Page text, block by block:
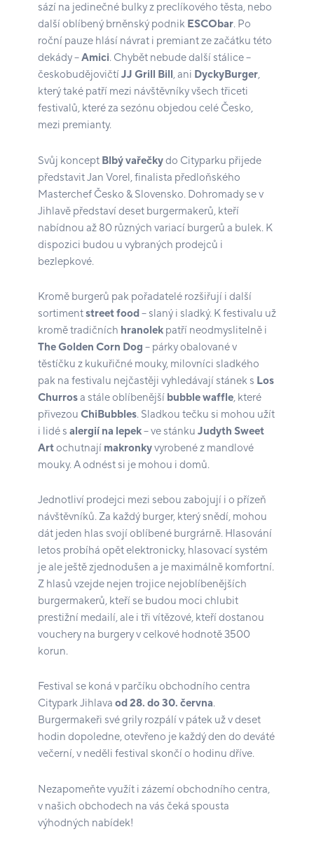
sází na jedinečné bulky z preclíkového těsta, nebo
další oblíbený brněnský podnik ESCObar. Po
roční pauze hlásí návrat i premiant ze začátku této
dekády –Amici. Chybět nebude další stálice –
českobudějovičtíJJ Grill Bill, ani DyckyBurger,
který také patří mezi návštěvníky všech třiceti
festivalů, které za sezónu objedou celé Česko,
mezi premianty.
Svůj koncept Blbý vařečkydo Cityparku přijede
představit Jan Vorel, finalista předloňského
Masterchef Česko & Slovensko. Dohromady se v
Jihlavě představí deset burgermakerů, kteří
nabídnou až 80 různých variací burgerů a bulek. K
dispozici budou u vybraných prodejců i
bezlepkové.
Kromě burgerů pak pořadatelé rozšiřují i další
sortimentstreet food– slaný i sladký. K festivalu už
kromě tradičních hranolek patří neodmyslitelně i
The Golden Corn Dog – párky obalované v
těstíčku z kukuřičné mouky, milovníci sladkého
pak na festivalu nejčastěji vyhledávají stánek s Los
Churrosa stále oblíbenější bubble waffle, které
přivezou ChiBubbles. Sladkou tečku si mohou užít
i lidé s alergií na lepek– ve stánku Judyth Sweet
Artochutnají makronkyvyrobené z mandlové
mouky. A odnést si je mohou i domů.
Jednotliví prodejci mezi sebou zabojují i o přízeň
návštěvníků. Za každý burger, který snědí, mohou
dát jeden hlas svojí oblíbené burgrárně. Hlasování
letos probíhá opět elektronicky, hlasovací systém
je ale ještě zjednodušen a je maximálně komfortní.
Z hlasů vzejde nejen trojice nejoblíbenějších
burgermakerů, kteří se budou moci chlubit
prestižní medailí, ale i tři vítězové, kteří dostanou
vouchery na burgery v celkové hodnotě 3500
korun.
Festival se koná v parčíku obchodního centra
Citypark Jihlava od 28. do 30. června.
Burgermakeři své grily rozpálí v pátek už v deset
hodin dopoledne, otevřeno je každý den do deváté
večerní, v neděli festival skončí o hodinu dříve.
Nezapomeňte využít i zázemí obchodního centra,
v našich obchodech na vás čeká spousta
výhodných nabídek!